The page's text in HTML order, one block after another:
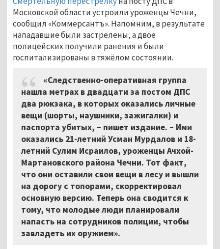
Московской области устроили уроженцы Чечни,
сообщил «Коммерсантъ». Напомним, в результате
нападавшие были застрелены, а двое
полицейских получили ранения и были
госпитализированы в тяжёлом состоянии.
«Следственно-оперативная группа
нашла метрах в двадцати за постом ДПС
два рюкзака, в которых оказались личные
вещи (шорты, наушники, зажигалки) и
паспорта убитых, – пишет издание. – Ими
оказались 21-летний Усман Мурдалов и 18-
летний Сулим Исраилов, уроженцы Ачхой-
Мартановского района Чечни. Тот факт,
что они оставили свои вещи в лесу и вышли
на дорогу с топорами, скорректировал
основную версию. Теперь она сводится к
тому, что молодые люди планировали
напасть на сотрудников полиции, чтобы
завладеть их оружием».